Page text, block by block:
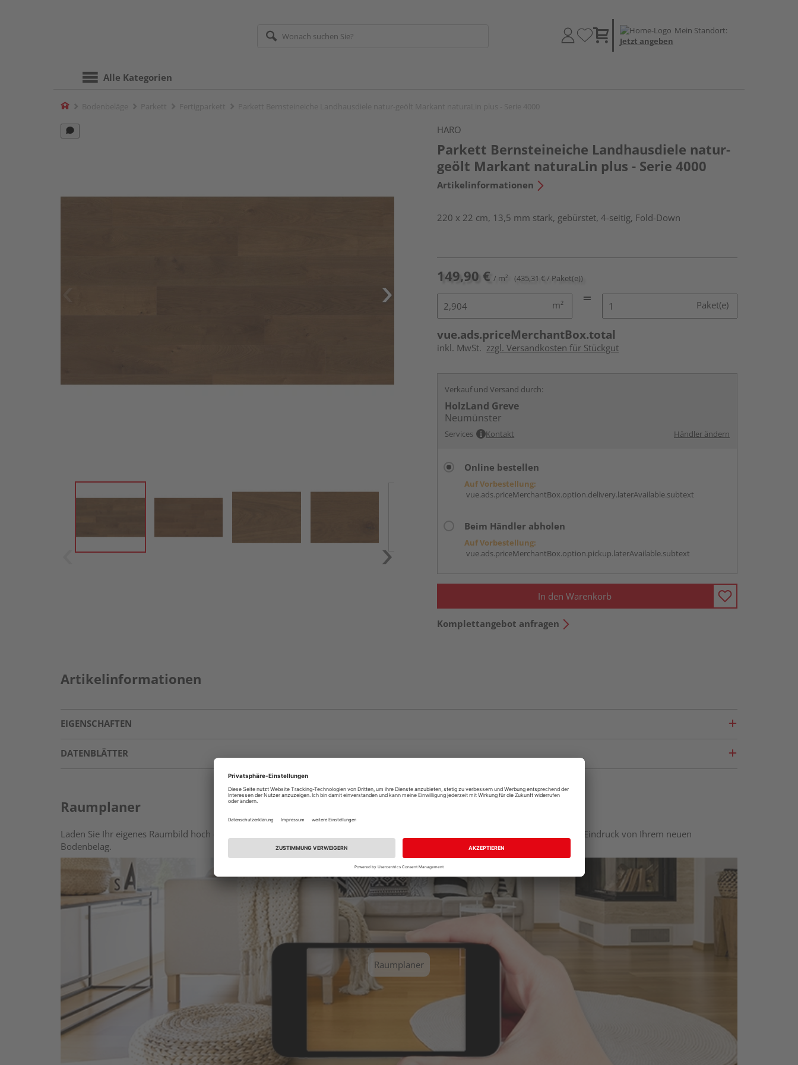
Mein Standort:
Jetzt angeben
Alle Kategorien
Home
HARO
Parkett Bernsteineiche Landhausdiele natur-
geölt Markant naturaLin plus - Serie 4000
Artikelinformationen
220 x 22 cm, 13,5 mm stark, gebürstet, 4-seitig, Fold-Down
149,90 € / m² (435,31 € / Paket(e))
m² Paket(e)
vue.ads.priceMerchantBox.total
inkl. MwSt. zzgl. Versandkosten für Stückgut
Verkauf und Versand durch:
HolzLand Greve
Neumünster
Services Kontakt Händler ändern
Online bestellen
Auf Vorbestellung:
vue.ads.priceMerchantBox.option.delivery.laterAvailable.subtext
Beim Händler abholen
Auf Vorbestellung:
vue.ads.priceMerchantBox.option.pickup.laterAvailable.subtext
In den Warenkorb
Komplettangebot anfragen
Artikelinformationen
EIGENSCHAFTEN
DATENBLÄTTER
Raumplaner
Laden Sie Ihr eigenes Raumbild hoch oder wählen Sie einen unserer vordefinierten Räume aus und erhalten Sie einen optischen Eindruck von Ihrem neuen
Bodenbelag.
Raumplaner